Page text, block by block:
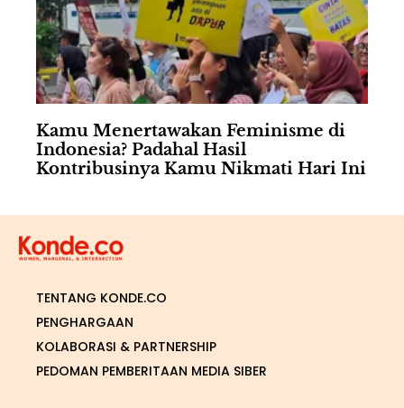
Kamu Menertawakan Feminisme di
Indonesia? Padahal Hasil
Kontribusinya Kamu Nikmati Hari Ini
TENTANG KONDE.CO
PENGHARGAAN
KOLABORASI & PARTNERSHIP
PEDOMAN PEMBERITAAN MEDIA SIBER